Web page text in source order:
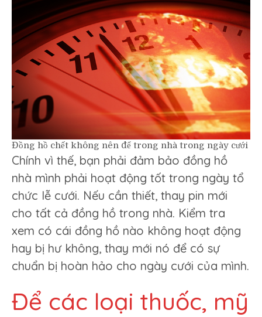
Đồng hồ chết không nên để trong nhà trong ngày cưới
Chính vì thế, bạn phải đảm bảo đồng hồ
nhà mình phải hoạt động tốt trong ngày tổ
chức lễ cưới. Nếu cần thiết, thay pin mới
cho tất cả đồng hồ trong nhà. Kiểm tra
xem có cái đồng hồ nào không hoạt động
hay bị hư không, thay mới nó để có sự
chuẩn bị hoàn hảo cho ngày cưới của mình.
Để các loại thuốc, mỹ